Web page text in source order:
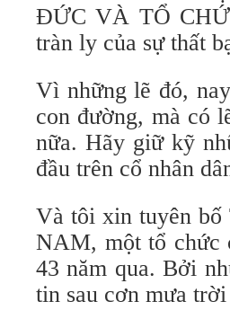
ĐỨC VÀ TỔ
tràn ly của sự thất
Vì những lẽ đó,
con đường, mà có
nữa. Hãy giữ kỹ
đầu trên cổ nhân
Và tôi xin tuyên
NAM, một tổ chức
43 năm qua. Bởi
tin sau cơn mưa